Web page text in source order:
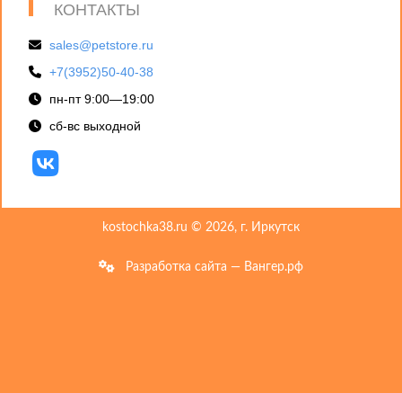
КОНТАКТЫ
sales@petstore.ru
+7(3952)50-40-38
пн-пт 9:00—19:00
сб-вс выходной
kostochka38.ru © 2026, г. Иркутск
Разработка сайта — Вангер.рф